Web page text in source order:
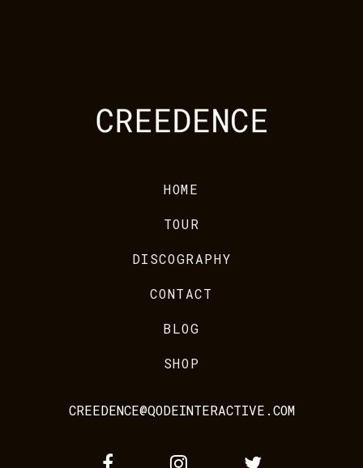
HOME
TOUR
DISCOGRAPHY
CONTACT
BLOG
SHOP
CREEDENCE@QODEINTERACTIVE.COM